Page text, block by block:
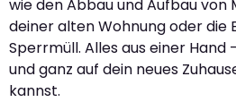
wie den Abbau und Aufbau von
deiner alten Wohnung oder die
Sperrmüll. Alles aus einer Hand
und ganz auf dein neues
kannst.